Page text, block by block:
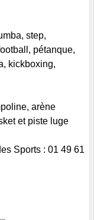
step,
pétanque,
kickboxing,
arène
et piste luge
Sports : 01 49 61